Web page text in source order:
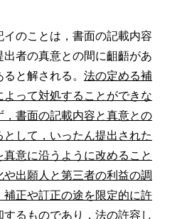
のことは，書面の記載内容
出者の真意との間に齟齬があ
と解される。 法の定める補
よって対処することができな
，書面の記載内容と真意との
として，いったん提出された
意に沿うように改めること
や出願人と第三者の利益の調
補正や訂正の途を限定的に許
るものであり，法の許容し